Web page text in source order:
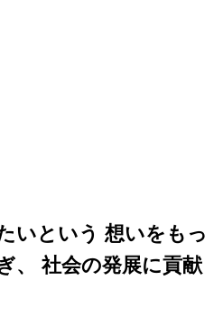
いという 想いをもっ
、
社会の発展に貢献